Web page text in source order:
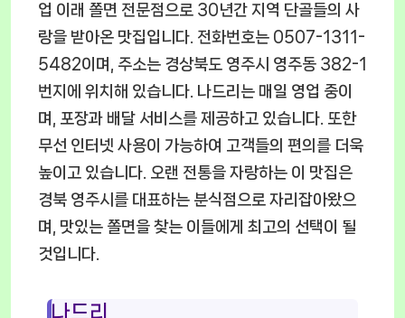
업 이래 쫄면 전문점으로 30년간 지역 단골들의 사
랑을 받아온 맛집입니다. 전화번호는 0507-1311-
5482이며, 주소는 경상북도 영주시 영주동 382-1
번지에 위치해 있습니다. 나드리는 매일 영업 중이
며, 포장과 배달 서비스를 제공하고 있습니다. 또한
무선 인터넷 사용이 가능하여 고객들의 편의를 더욱
높이고 있습니다. 오랜 전통을 자랑하는 이 맛집은
경북 영주시를 대표하는 분식점으로 자리잡아왔으
며, 맛있는 쫄면을 찾는 이들에게 최고의 선택이 될
것입니다.
나드리